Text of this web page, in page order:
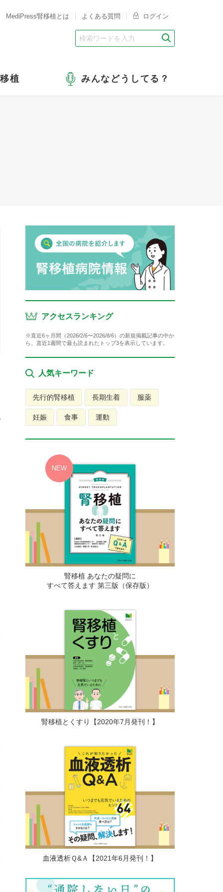
植 みんなどうしてる？
MediPress腎移植とは よくある質問 ログイン
アクセスランキング
※直近6ヶ月間（2026/2/6〜2026/8/6）の新規掲載記事の中か
ら、直近1週間で最も読まれたトップ3を表示しています。
人気キーワード
先行的腎移植 長期生着 服薬
妊娠 食事 運動
腎移植 あなたの疑問に
すべて答えます 第三版（保存版）
腎移植とくすり【2020年7月発刊！】
血液透析Ｑ&Ａ【2021年6月発刊！】